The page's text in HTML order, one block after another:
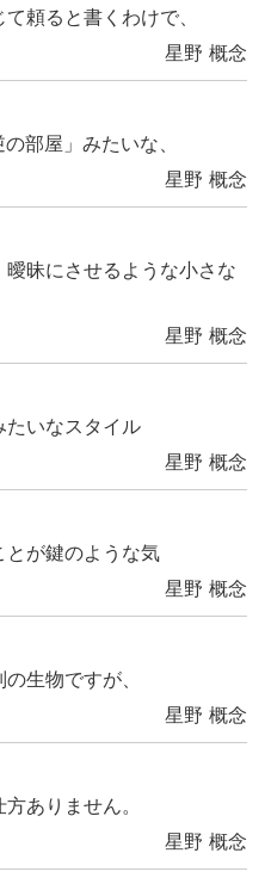
頼ると書くわけで、
星野 概念
部屋」みたいな、
星野 概念
昧にさせるような小さな
星野 概念
いなスタイル
星野 概念
が鍵のような気
星野 概念
生物ですが、
星野 概念
ありません。
星野 概念